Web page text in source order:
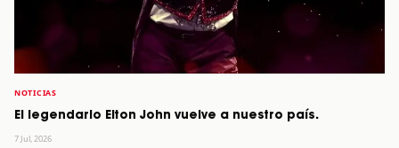
NOTICIAS
El legendario Elton John vuelve a nuestro país.
7 Jul, 2026